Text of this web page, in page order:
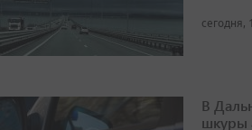
сегодня,
В
шкуры